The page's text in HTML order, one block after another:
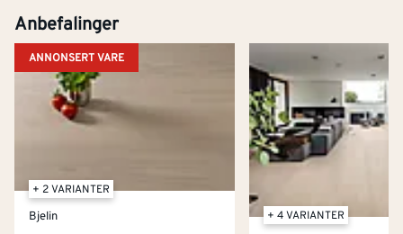
Kjøp
Anbefalinger
ANNONSERT VARE
+ 2 VARIANTER
Bjelin
+ 4 VARIANTER